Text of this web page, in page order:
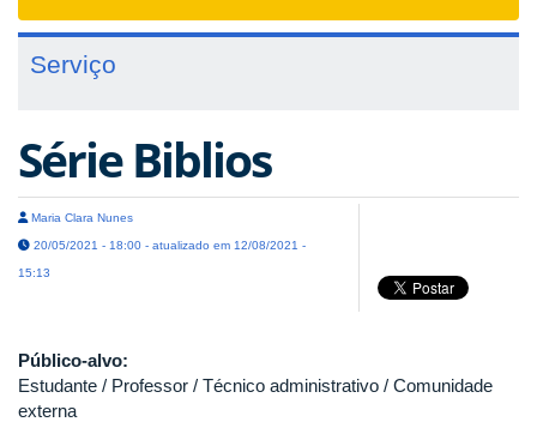
Serviço
Série Biblios
Maria Clara Nunes
20/05/2021 - 18:00 - atualizado em 12/08/2021 -
15:13
Público-alvo:
Estudante / Professor / Técnico administrativo / Comunidade
externa